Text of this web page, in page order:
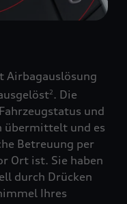
Airbagauslösung
2 . Die
und
übermittelt und es
Betreuung per
Ort ist. Sie haben
durch Drücken
Ihres